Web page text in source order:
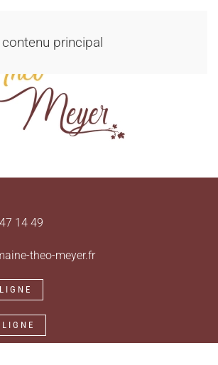
principal
14 49
theo-meyer.fr